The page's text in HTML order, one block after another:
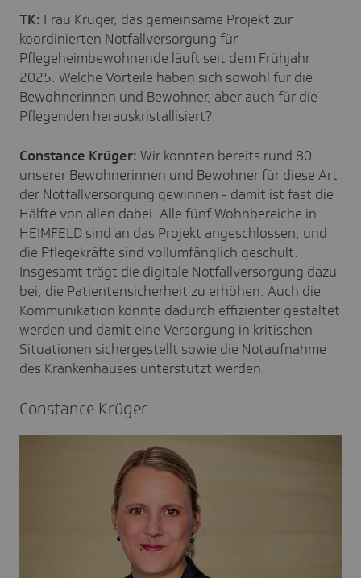
TK: Frau Krüger, das gemeinsame Projekt zur
koordinierten Notfallversorgung für
Pflegeheimbewohnende läuft seit dem Frühjahr
2025. Welche Vorteile haben sich sowohl für die
Bewohnerinnen und Bewohner, aber auch für die
Pflegenden herauskristallisiert?
Constance Krüger: Wir konnten bereits rund 80
unserer Bewohnerinnen und Bewohner für diese Art
der Notfallversorgung gewinnen - damit ist fast die
Hälfte von allen dabei. Alle fünf Wohnbereiche in
HEIMFELD sind an das Projekt angeschlossen, und
die Pflegekräfte sind vollumfänglich geschult.
Insgesamt trägt die digitale Notfallversorgung dazu
bei, die Patientensicherheit zu erhöhen. Auch die
Kommunikation konnte dadurch effizienter gestaltet
werden und damit eine Versorgung in kritischen
Situationen sichergestellt sowie die Notaufnahme
des Krankenhauses unterstützt werden.
Constance Krüger